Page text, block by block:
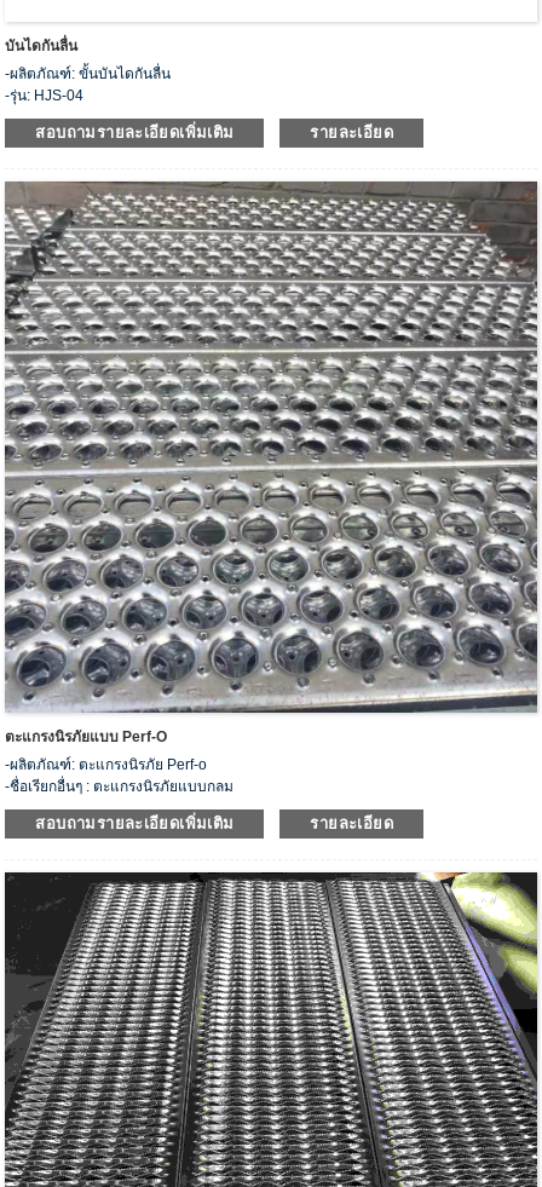
บันไดกันลื่น
-ผลิตภัณฑ์: ขั้นบันไดกันลื่น
-รุ่น: HJS-04
- วัสดุ: เหล็กคาร์บอน, สแตนเลส, อลูมิเนียม 5052, สังกะสี
- ข้อมูลจำเพาะ: 2 แถว, 3 แถวและ 4 แถว
-ประเภท: ทางเดิน, ดอกยางบันได
- ตัวอย่างที่กำหนดเองและฟรีสามารถใช้งานได้
สอบถามรายละเอียดเพิ่มเติม รายละเอียด
ตะแกรงนิรภัยแบบ Perf-O
-ผลิตภัณฑ์: ตะแกรงนิรภัย Perf-o
-ชื่อเรียกอื่นๆ : ตะแกรงนิรภัยแบบกลม
-รุ่น: HJS-01
- วัสดุ: เหล็กคาร์บอน, สแตนเลส, อลูมิเนียม, สังกะสี
-ประเภท : ไม้กระดาน ทางเดิน ดอกยางบันได
- ตัวอย่างที่กำหนดเองและฟรีสามารถใช้งานได้
สอบถามรายละเอียดเพิ่มเติม รายละเอียด